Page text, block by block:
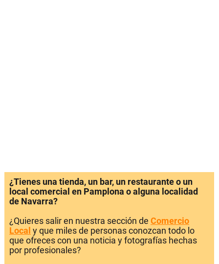
¿Tienes una tienda, un bar, un restaurante o un
local comercial en Pamplona o alguna localidad
de Navarra?
¿Quieres salir en nuestra sección de Comercio
Local y que miles de personas conozcan todo lo
que ofreces con una noticia y fotografías hechas
por profesionales?